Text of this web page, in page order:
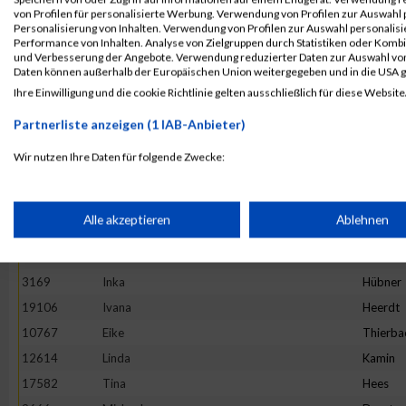
13982
Maria Ivanova
16781
Stefanie Prehm
11527
Rebecca
20265
Kinga
18782
Stephanie
10325
Ano Nym
Natalie
3169
Inka Hübner
19106
Ivana Heerdt
10767
Eike
12614
Linda Kamin
17582
Tina Hees
von Profilen für personalisierte Werbung. Verwendung von Profilen zur
Personalisierung von Inhalten. Verwendung von Profilen zur Auswahl
Performance von Inhalten. Analyse von Zielgruppen durch Statistiken oder
und Verbesserung der Angebote. Verwendung reduzierter Daten zur Auswahl
Daten können außerhalb der Europäischen Union weitergegeben und in die USA
Ihre Einwilligung und die cookie Richtlinie gelten ausschließlich für diese
Partnerliste anzeigen (1 IAB-Anbieter)
Wir nutzen Ihre Daten für folgende Zwecke:
Speichern von oder Zugriff auf Informationen auf einem
Erstellung von Profilen für personalisierte Werbung
Verwendung von Profilen zur Auswahl personalisierter Werbung
Alle akzeptieren Ablehnen